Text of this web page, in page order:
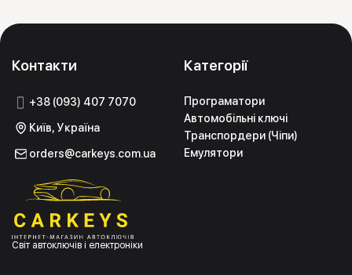
Контакти
+38 (093) 407 7070
Київ, Україна
orders@carkeys.com.ua
Світ автоключів і електроніки
Категорії
Програматори
Автомобільні ключі
Транспордери (Чіпи)
Емулятори